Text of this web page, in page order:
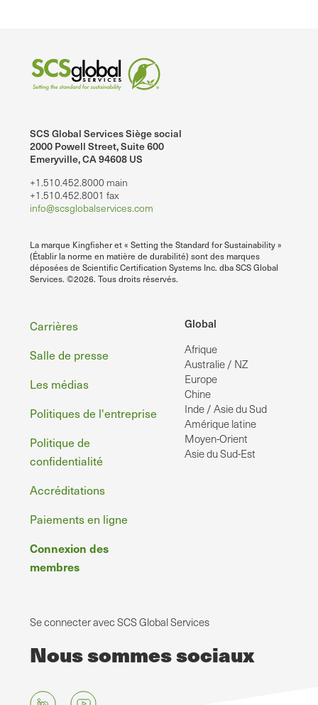
SCS Global Services Siège social
2000 Powell Street, Suite 600
Emeryville, CA 94608 US
+1.510.452.8000 main
+1.510.452.8001 fax
info@scsglobalservices.com
La marque Kingfisher et « Setting the Standard for Sustainability »
(Établir la norme en matière de durabilité) sont des marques
déposées de Scientific Certification Systems Inc. dba SCS Global
Services. ©2026. Tous droits réservés.
Global
Afrique
Australie / NZ
Europe
Chine
Inde / Asie du Sud
Amérique latine
Moyen-Orient
Asie du Sud-Est
Pied
de
page
Carrières
Salle de presse
Les médias
Politiques de l'entreprise
Politique de
confidentialité
Accréditations
Paiements en ligne
Connexion des
membres
Se connecter avec SCS Global Services
Nous sommes sociaux